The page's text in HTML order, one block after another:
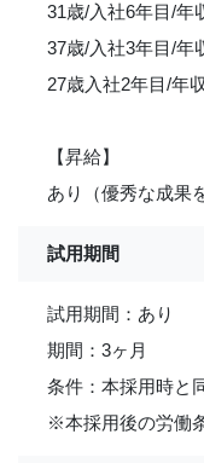
31歳/入社6年目/年
37歳/入社3年目/年
27歳入社2年目/年
【昇給】
あり（優秀な成果
試用期間
試用期間：あり
期間：3ヶ月
条件：本採用時と
※本採用後の労働